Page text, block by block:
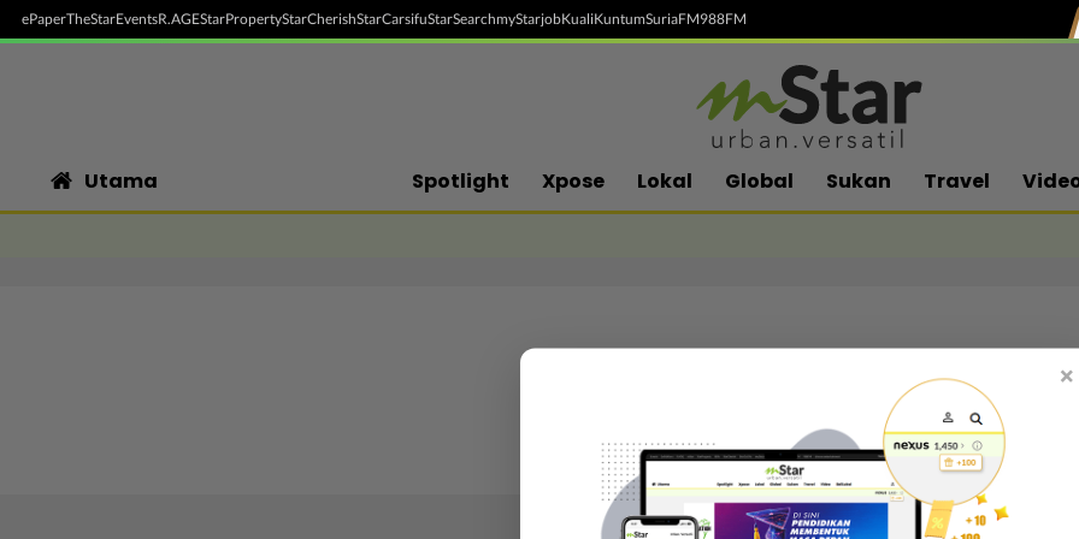
ePaperTheStarEventsR.AGEStarPropertyStarCherishStarCarsifuStarSearchmyStarjobKualiKuntumSuriaFM988FM
Utama Spotlight Xpose Lokal Global Sukan Travel
Follow media sosial kami
×